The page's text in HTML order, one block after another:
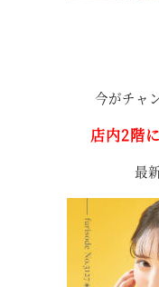
今がチャ
店内2階
最